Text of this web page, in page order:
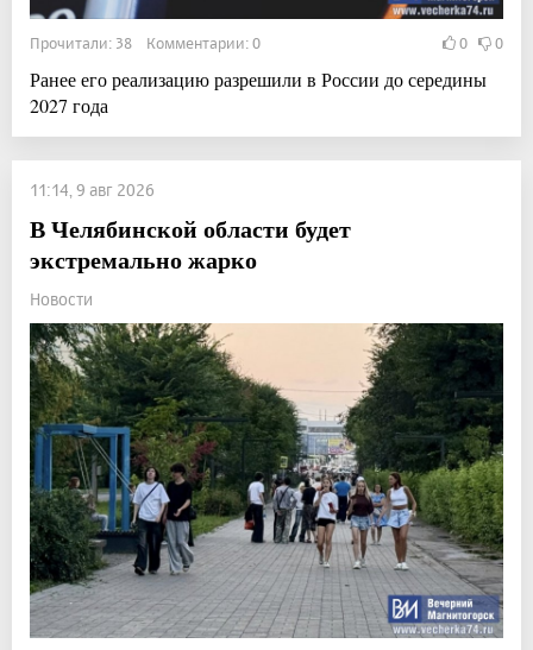
Прочитали: 38 Комментарии: 0 0 0
Ранее его реализацию разрешили в России до середины
2027 года
11:14, 9 авг 2026
В Челябинской области будет
экстремально жарко
Новости